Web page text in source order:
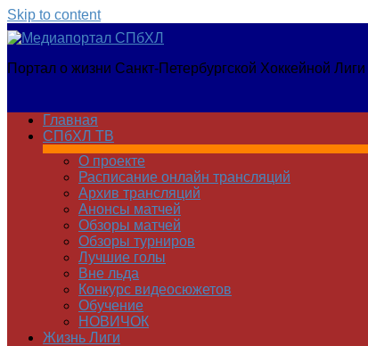
Skip to content
Медиапортал
Портал о жизни Санкт-Петербургской Хоккейной Лиги
Главная
СПбХЛ ТВ
О проекте
Расписание онлайн трансляций
Архив трансляций
Анонсы матчей
Обзоры матчей
Обзоры турниров
Лучшие голы
Вне льда
Конкурс видеосюжетов
Обучение
НОВИЧОК
Жизнь Лиги